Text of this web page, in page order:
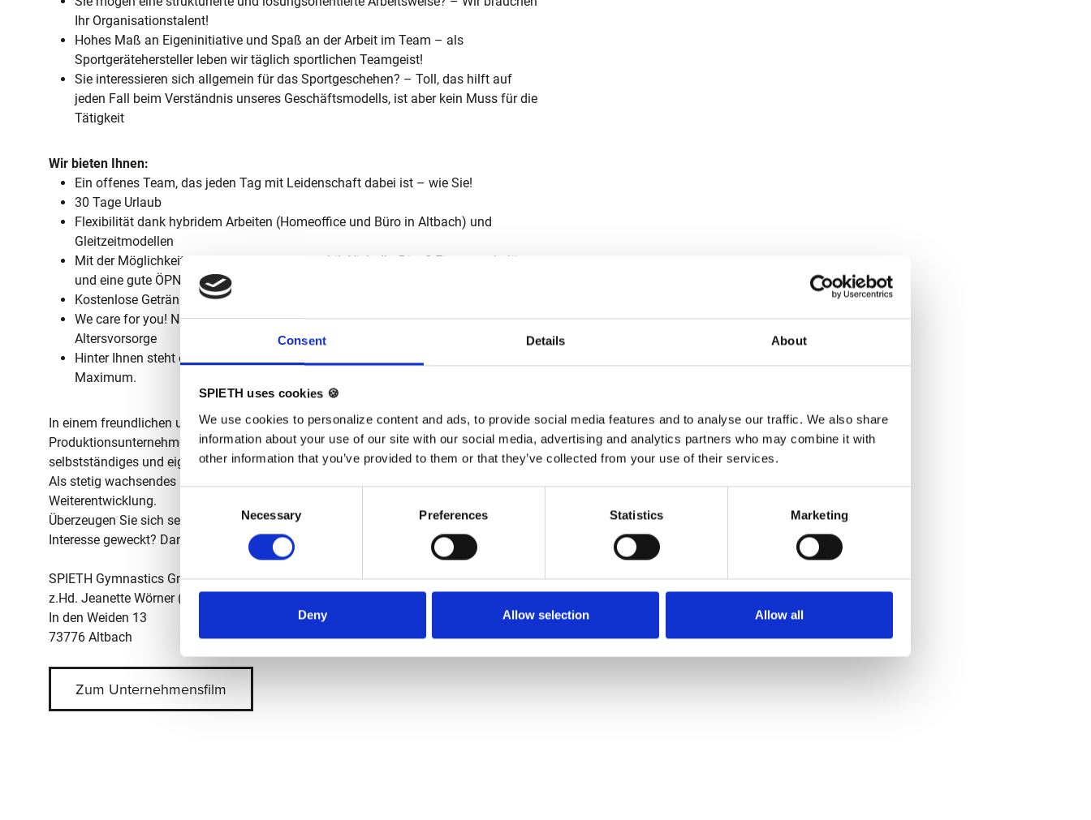
Consent Details About
SPIETH uses cookies 🍪
We use cookies to personalize content and ads, to provide social media features and to analyse our traffic. We also share
information about your use of our site with our social media, advertising and analytics partners who may combine it with
other information that you’ve provided to them or that they’ve collected from your use of their services.
Selection
Necessary Preferences Statistics Marketing
Deny Allow selection Allow all
Ihr Organisationstalent!
Hohes Maß an Eigeninitiative und Spaß an der Arbeit im Team – als
Sportgerätehersteller leben wir täglich sportlichen Teamgeist!
Sie interessieren sich allgemein für das Sportgeschehen? – Toll, das hilft auf
jeden Fall beim Verständnis unseres Geschäftsmodells, ist aber kein Muss für die
Tätigkeit
Wir bieten Ihnen:
Ein offenes Team, das jeden Tag mit Leidenschaft dabei ist – wie Sie!
30 Tage Urlaub
Flexibilität dank hybridem Arbeiten (Homeoffice und Büro in Altbach) und
Gleitzeitmodellen
Mit der Möglichkeit zum Jobrad sind Sie mobil. Nicht Ihr Ding? Firmenparkplätze
und eine gute ÖPNV Anbindung gibt es auch.
Kostenlose Getränke – damit Sie sich entspannt Ihren Aufgaben widmen können
We care for you! Nach der Probezeit bieten wir die Möglichkeit zur betrieblichen
Altersvorsorge
Hinter Ihnen steht eine starke Marke. SPIETH Gymnastics – Reach Your
Maximum.
In einem freundlichen und familiären Umfeld eines manufakturartigen
Produktionsunternehmen erwartet Sie eine abwechslungsreiche Aufgabe, die
selbstständiges und eigenverantwortliches Handeln voraussetzt.
Als stetig wachsendes Unternehmen bieten sich Chancen zur Mitgestaltung und
Weiterentwicklung.
Überzeugen Sie sich selbst!
Interesse geweckt? Dann freuen wir uns auf Ihre Bewerbung an:
SPIETH Gymnastics GmbH
z.Hd. Jeanette Wörner (
j.woerner@spieth-gymnastics.com
In den Weiden 13
73776 Altbach
Zum Unternehmensfilm